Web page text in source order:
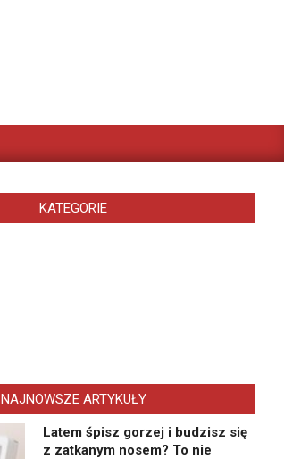
KATEGORIE
NAJNOWSZE ARTYKUŁY
Latem śpisz gorzej i budzisz się
z zatkanym nosem? To nie